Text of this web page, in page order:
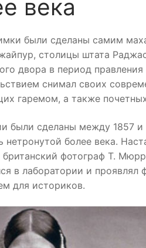
века
были сделаны самим
столицы штата
двора в период
снимал своих
гаремом, а также
были сделаны между 1857 и
нетронутой более века.
британский фотограф Т.
в лаборатории и
для историков.